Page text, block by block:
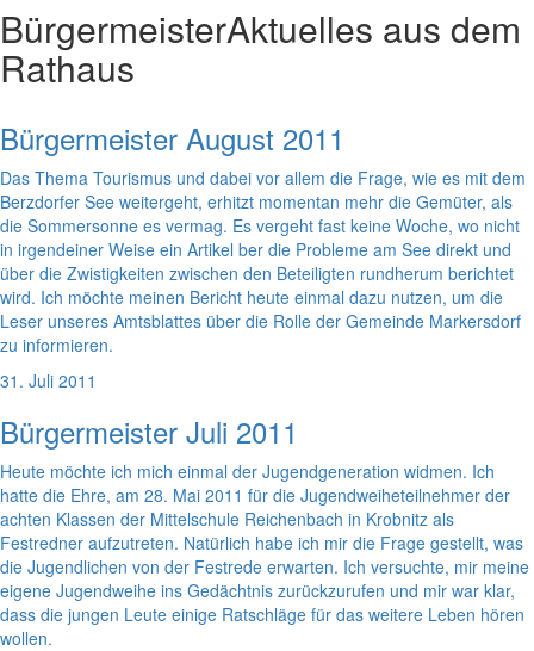
BürgermeisterAktuelles aus dem
Rathaus
Bürgermeister August 2011
Das Thema Tourismus und dabei vor allem die Frage, wie es mit dem
Berzdorfer See weitergeht, erhitzt momentan mehr die Gemüter, als
die Sommersonne es vermag. Es vergeht fast keine Woche, wo nicht
in irgendeiner Weise ein Artikel ber die Probleme am See direkt und
über die Zwistigkeiten zwischen den Beteiligten rundherum berichtet
wird. Ich möchte meinen Bericht heute einmal dazu nutzen, um die
Leser unseres Amtsblattes über die Rolle der Gemeinde Markersdorf
zu informieren.
31. Juli 2011
Bürgermeister Juli 2011
Heute möchte ich mich einmal der Jugendgeneration widmen. Ich
hatte die Ehre, am 28. Mai 2011 für die Jugendweiheteilnehmer der
achten Klassen der Mittelschule Reichenbach in Krobnitz als
Festredner aufzutreten. Natürlich habe ich mir die Frage gestellt, was
die Jugendlichen von der Festrede erwarten. Ich versuchte, mir meine
eigene Jugendweihe ins Gedächtnis zurückzurufen und mir war klar,
dass die jungen Leute einige Ratschläge für das weitere Leben hören
wollen.